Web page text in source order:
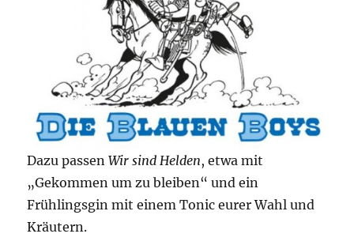
Dazu passenWir sind Helden, etwa mit
„Gekommen um zu bleiben“ und ein
Frühlingsgin mit einem Tonic eurer Wahl und
Kräutern.